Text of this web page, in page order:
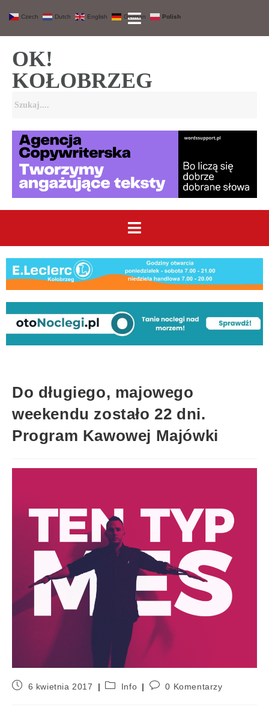
OK!
KOŁOBRZEG
Do długiego, majowego
weekendu zostało 22 dni.
Program Kawowej Majówki
6 kwietnia 2017 Info 0 Komentarzy
Czech Dutch English German Polish